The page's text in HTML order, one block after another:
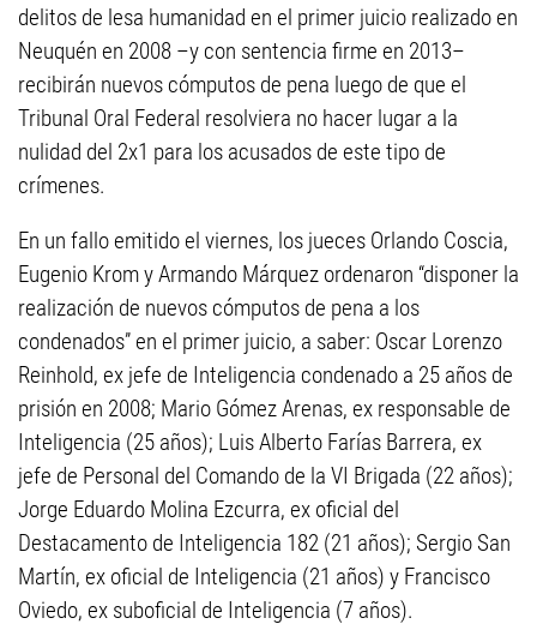
delitos de lesa humanidad en el primer juicio realizado en
Neuquén en 2008 –y con sentencia firme en 2013–
recibirán nuevos cómputos de pena luego de que el
Tribunal Oral Federal resolviera no hacer lugar a la
nulidad del 2x1 para los acusados de este tipo de
crímenes.
En un fallo emitido el viernes, los jueces Orlando Coscia,
Eugenio Krom y Armando Márquez ordenaron “disponer la
realización de nuevos cómputos de pena a los
condenados” en el primer juicio, a saber: Oscar Lorenzo
Reinhold, ex jefe de Inteligencia condenado a 25 años de
prisión en 2008; Mario Gómez Arenas, ex responsable de
Inteligencia (25 años); Luis Alberto Farías Barrera, ex
jefe de Personal del Comando de la VI Brigada (22 años);
Jorge Eduardo Molina Ezcurra, ex oficial del
Destacamento de Inteligencia 182 (21 años); Sergio San
Martín, ex oficial de Inteligencia (21 años) y Francisco
Oviedo, ex suboficial de Inteligencia (7 años).